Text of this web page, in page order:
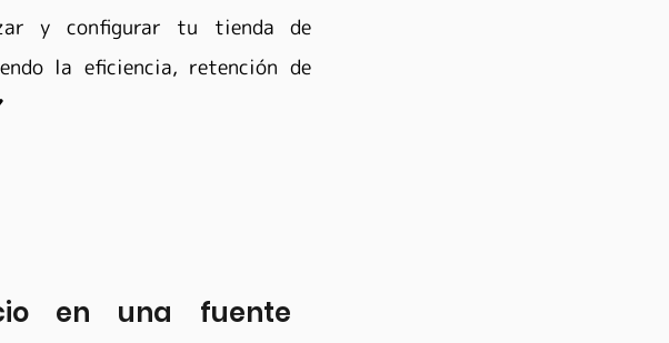
y configurar tu tienda de
la eficiencia, retención de
en una fuente